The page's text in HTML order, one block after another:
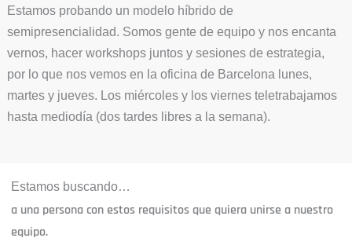
Estamos probando un modelo híbrido de
semipresencialidad. Somos gente de equipo y nos encanta
vernos, hacer workshops juntos y sesiones de estrategia,
por lo que nos vemos en la oficina de Barcelona lunes,
martes y jueves. Los miércoles y los viernes teletrabajamos
hasta mediodía (dos tardes libres a la semana).
Estamos buscando…
a una persona con estos requisitos que quiera unirse a nuestro
equipo.